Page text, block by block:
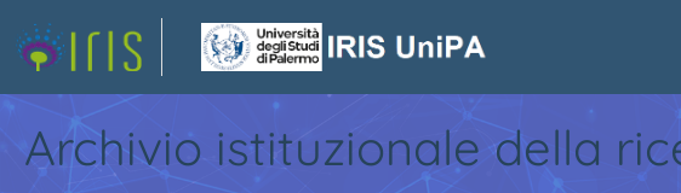
Archivio istituzionale della